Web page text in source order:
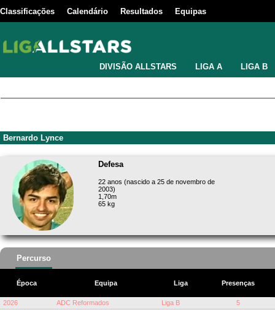
Classificações Calendário Resultados Equipas
DIVISÃO ALLSTARS LIGA A LIGA B
Bernardo Lynce
Defesa
22 anos (nascido a 25 de novembro de
2003)
1,70m
65 kg
Percurso
Época Equipa Liga Presenças
2026 ADC Reformados Liga B
5